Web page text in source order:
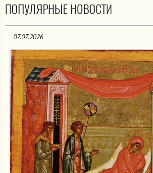
ПОПУЛЯРНЫЕ НОВОСТИ
07.07.2026